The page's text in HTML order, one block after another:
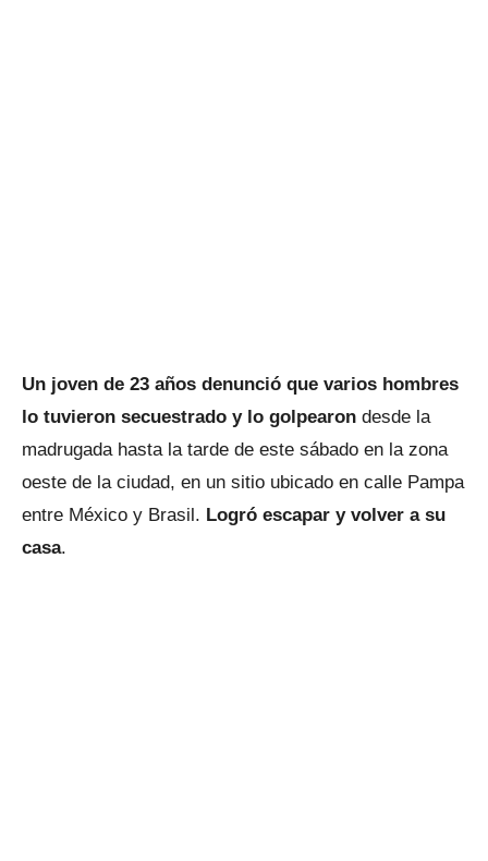
Un joven de 23 años denunció que varios hombres
lo tuvieron secuestrado y lo golpearon desde la
madrugada hasta la tarde de este sábado en la zona
oeste de la ciudad, en un sitio ubicado en calle Pampa
entre México y Brasil. Logró escapar y volver a su
casa.